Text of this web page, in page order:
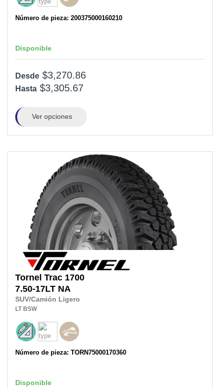
Número de pieza: 200375000160210
Disponible
Desde $3,270.86
Hasta $3,305.67
Ver opciones
Tornel Trac 1700
7.50-17LT NA
SUV/Camión Ligero
LT BSW
Número de pieza: TORN75000170360
Disponible